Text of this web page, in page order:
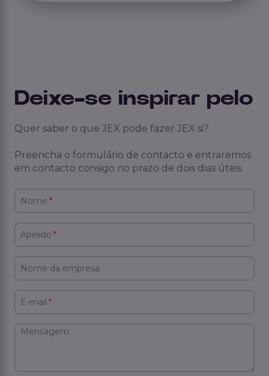
Deixe-se inspirar pelo
Quer saber o que JEX pode fazer JEX si?
Preencha o formulário de contacto e entraremos
em contacto consigo no prazo de dois dias úteis.
Nome *
Apelido *
Nome da empresa
E-mail *
Mensagem